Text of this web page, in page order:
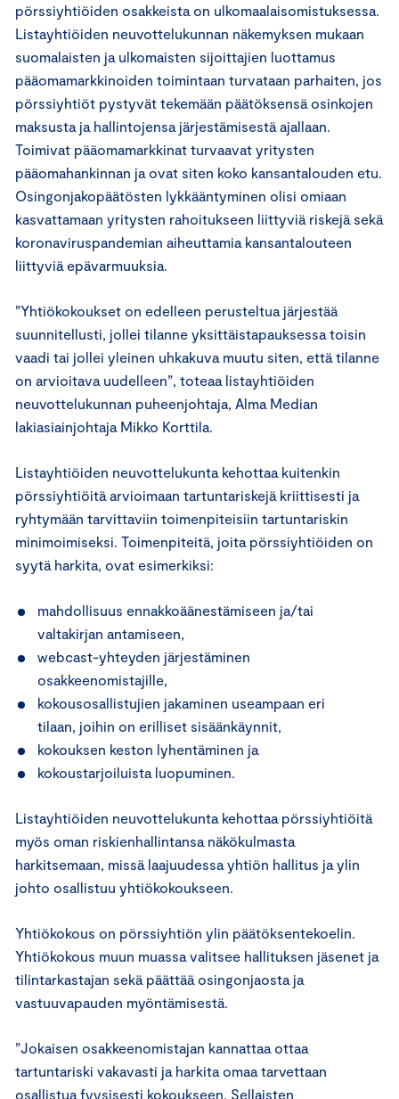
pörssiyhtiöiden osakkeista on ulkomaalaisomistuksessa.
Listayhtiöiden neuvottelukunnan näkemyksen mukaan
suomalaisten ja ulkomaisten sijoittajien luottamus
pääomamarkkinoiden toimintaan turvataan parhaiten, jos
pörssiyhtiöt pystyvät tekemään päätöksensä osinkojen
maksusta ja hallintojensa järjestämisestä ajallaan.
Toimivat pääomamarkkinat turvaavat yritysten
pääomahankinnan ja ovat siten koko kansantalouden etu.
Osingonjakopäätösten lykkääntyminen olisi omiaan
kasvattamaan yritysten rahoitukseen liittyviä riskejä sekä
koronaviruspandemian aiheuttamia kansantalouteen
liittyviä epävarmuuksia.
”Yhtiökokoukset on edelleen perusteltua järjestää
suunnitellusti, jollei tilanne yksittäistapauksessa toisin
vaadi tai jollei yleinen uhkakuva muutu siten, että tilanne
on arvioitava uudelleen”, toteaa listayhtiöiden
neuvottelukunnan puheenjohtaja, Alma Median
lakiasiainjohtaja Mikko Korttila.
Listayhtiöiden neuvottelukunta kehottaa kuitenkin
pörssiyhtiöitä arvioimaan tartuntariskejä kriittisesti ja
ryhtymään tarvittaviin toimenpiteisiin tartuntariskin
minimoimiseksi. Toimenpiteitä, joita pörssiyhtiöiden on
syytä harkita, ovat esimerkiksi:
mahdollisuus ennakkoäänestämiseen ja/tai
valtakirjan antamiseen,
webcast-yhteyden järjestäminen
osakkeenomistajille,
kokousosallistujien jakaminen useampaan eri
tilaan, joihin on erilliset sisäänkäynnit,
kokouksen keston lyhentäminen ja
kokoustarjoiluista luopuminen.
Listayhtiöiden neuvottelukunta kehottaa pörssiyhtiöitä
myös oman riskienhallintansa näkökulmasta
harkitsemaan, missä laajuudessa yhtiön hallitus ja ylin
johto osallistuu yhtiökokoukseen.
Yhtiökokous on pörssiyhtiön ylin päätöksentekoelin.
Yhtiökokous muun muassa valitsee hallituksen jäsenet ja
tilintarkastajan sekä päättää osingonjaosta ja
vastuuvapauden myöntämisestä.
”Jokaisen osakkeenomistajan kannattaa ottaa
tartuntariski vakavasti ja harkita omaa tarvettaan
osallistua fyysisesti kokoukseen. Sellaisten